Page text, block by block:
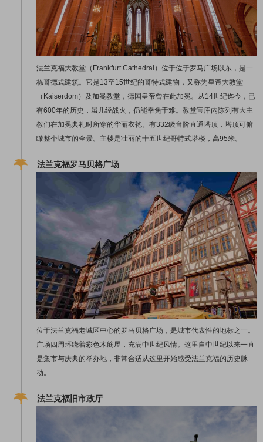
法兰克福大教堂（Frankfurt Cathedral）位于位于罗马广场以东，是一
栋哥德式建筑。它是13至15世纪的哥特式建物，又称为皇帝大教堂
（Kaiserdom）及加冕教堂，德国皇帝曾在此加冕。从14世纪迄今，已
有600年的历史，虽几经战火，仍能幸免于难。教堂宝库内陈列有大主
教们在加冕典礼时所穿的华丽衣袍。有332级台阶直通塔顶，塔顶可俯
瞰整个城市的全景。主楼是壮丽的十五世纪哥特式塔楼，高95米。
法兰克福罗马贝格广场
位于法兰克福老城区中心的罗马贝格广场，是城市代表性的地标之一。
广场四周环绕着彩色木筋屋，充满中世纪风情。这里自中世纪以来一直
是集市与庆典的举办地，非常合适从这里开始感受法兰克福的历史脉
动。
法兰克福旧市政厅